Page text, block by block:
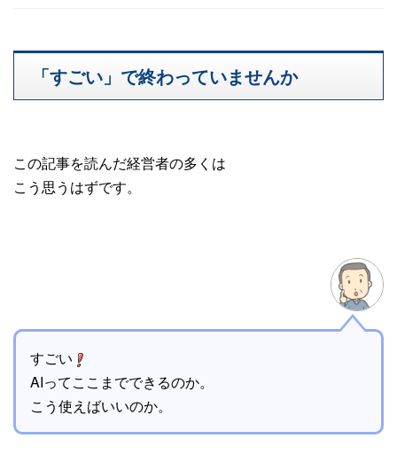
「すごい」で終わっていませんか
この記事を読んだ経営者の多くは
こう思うはずです。
すごい
AIってここまでできるのか。
こう使えばいいのか。